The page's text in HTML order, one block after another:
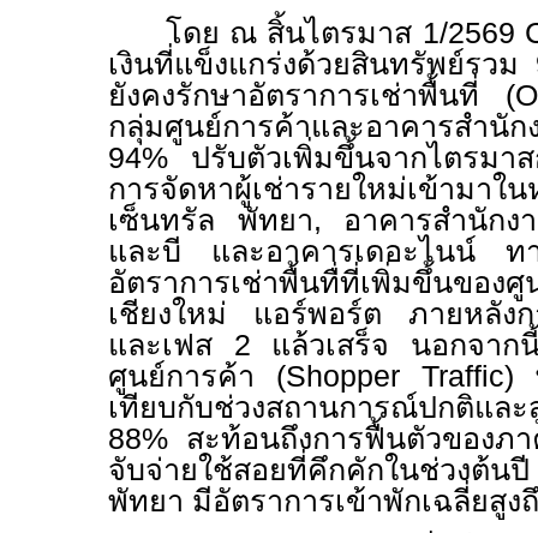
โดย ณ สิ้นไตรมาส 1/2569
เงินที่แข็งแกร่งด้วยสินทรัพย์รวม
ยังคงรักษาอัตราการเช่าพื้นที่ (
กลุ่มศูนย์การค้าและอาคารสำนัก
94% ปรับตัวเพิ่มขึ้นจากไตรมา
การจัดหาผู้เช่ารายใหม่เข้ามา
เซ็นทรัล พัทยา, อาคารสำนักง
และบี และอาคารเดอะไนน์ ท
อัตราการเช่าพื้นทื่ที่เพิ่มขึ้นของศู
เชียงใหม่ แอร์พอร์ต ภายหลัง
และเฟส 2 แล้วเสร็จ นอกจาก
ศูนย์การค้า (Shopper Traffic)
เทียบกับช่วงสถานการณ์ปกติแ
88% สะท้อนถึงการฟื้นตัวของภา
จับจ่ายใช้สอยที่คึกคักในช่วงต้
พัทยา มีอัตราการเข้าพักเฉลี่ยสูง